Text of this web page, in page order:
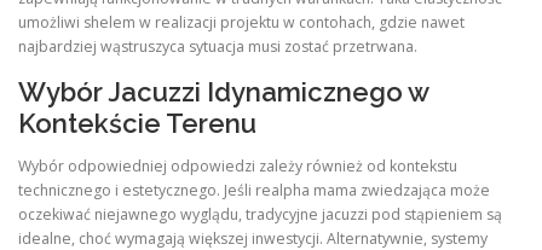
umożliwi shelem w realizacji projektu w contohach, gdzie nawet
najbardziej wąstruszyca sytuacja musi zostać przetrwana.
Wybór Jacuzzi Idynamicznego w
Kontekście Terenu
Wybór odpowiedniej odpowiedzi zależy również od kontekstu
technicznego i estetycznego. Jeśli realpha mama zwiedzająca może
oczekiwać niejawnego wyglądu, tradycyjne jacuzzi pod stąpieniem są
idealne, choć wymagają większej inwestycji. Alternatywnie, systemy